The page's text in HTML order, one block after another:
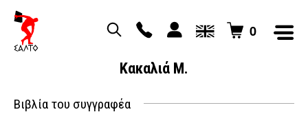
0
Κακαλιά Μ.
Βιβλία του συγγραφέα